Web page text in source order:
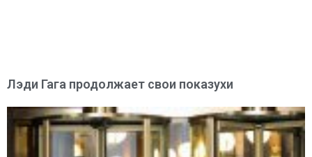
Лэди Гага продолжает свои показухи